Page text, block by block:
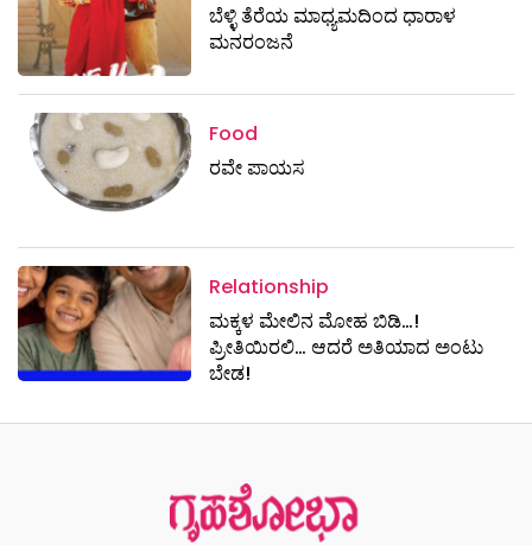
ಬೆಳ್ಳಿ ತೆರೆಯ ಮಾಧ್ಯಮದಿಂದ ಧಾರಾಳ
ಮನರಂಜನೆ
Food
ರವೇ ಪಾಯಸ
Relationship
ಮಕ್ಕಳ ಮೇಲಿನ ಮೋಹ ಬಿಡಿ…!
ಪ್ರೀತಿಯಿರಲಿ… ಆದರೆ ಅತಿಯಾದ ಅಂಟು
ಬೇಡ!